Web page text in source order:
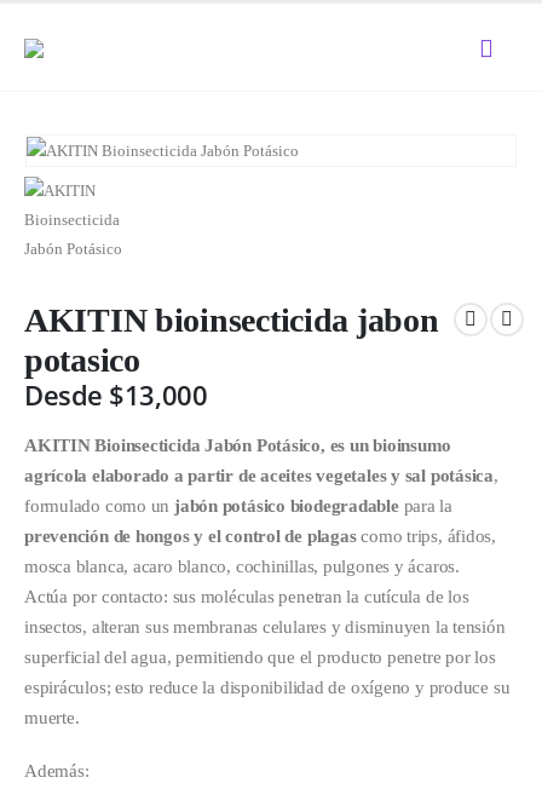
AKITIN bioinsecticida jabon
potasico
Desde $13,000
AKITIN Bioinsecticida Jabón Potásico, es un bioinsumo
agrícola elaborado a partir de aceites vegetales y sal potásica,
formulado como un jabón potásico biodegradablepara la
prevención de hongos y el control de plagascomo trips, áfidos,
mosca blanca, acaro blanco, cochinillas, pulgones y ácaros.
Actúa por contacto: sus moléculas penetran la cutícula de los
insectos, alteran sus membranas celulares y disminuyen la tensión
superficial del agua, permitiendo que el producto penetre por los
espiráculos; esto reduce la disponibilidad de oxígeno y produce su
muerte.
Además: